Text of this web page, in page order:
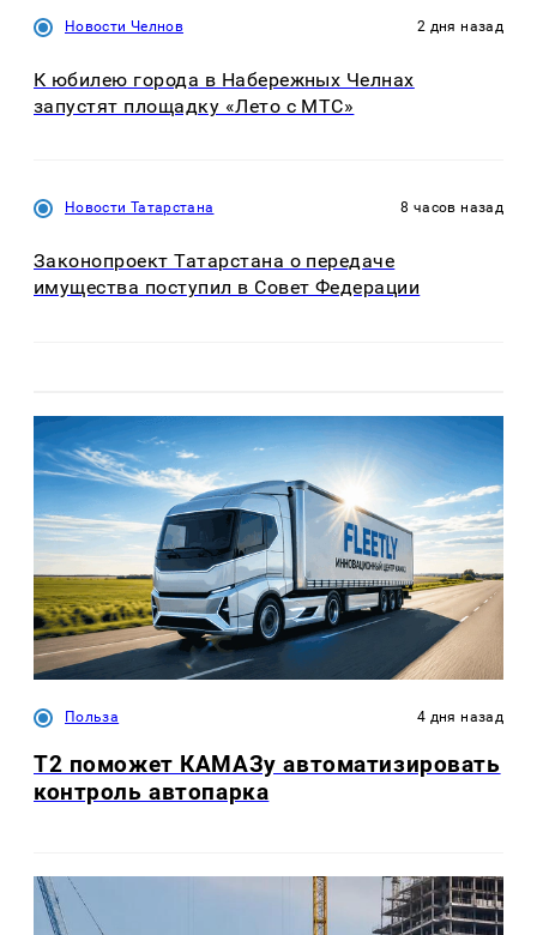
Новости Челнов 2 дня назад
К юбилею города в Набережных Челнах
запустят площадку «Лето с МТС»
Новости Татарстана 8 часов назад
Законопроект Татарстана о передаче
имущества поступил в Совет Федерации
Польза 4 дня назад
T2 поможет КАМАЗу автоматизировать
контроль автопарка